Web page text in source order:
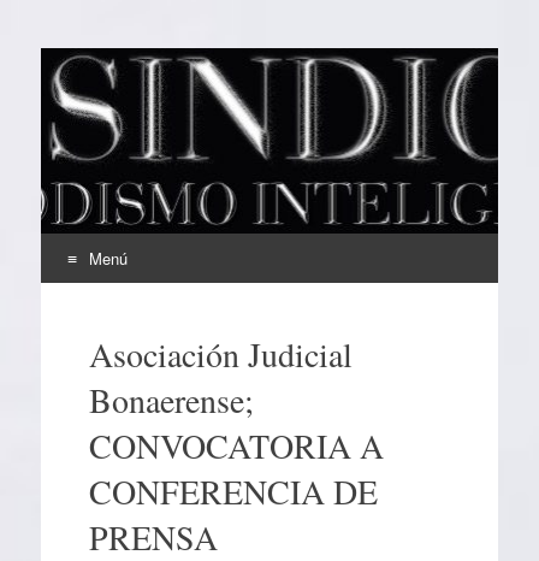
EL SINDICAL
Periodismo Inteligente
Menú
contenidoAsociación Judicial
Bonaerense;
CONVOCATORIA A
CONFERENCIA DE
PRENSA